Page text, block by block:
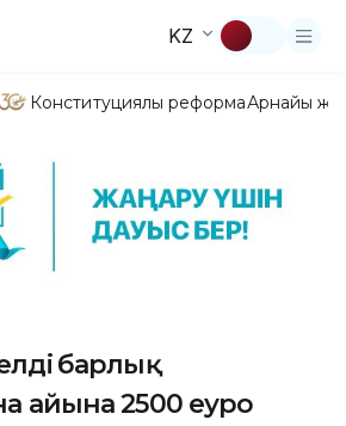
KZ
Конституциялық реформаАрнайы
барлық
айына 2500 еуро